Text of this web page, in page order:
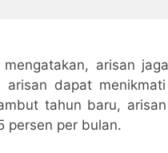
arisan
dapat
tahun baru,
persen per bulan.